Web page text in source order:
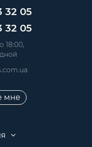
32 05
32 05
18:00,
мне